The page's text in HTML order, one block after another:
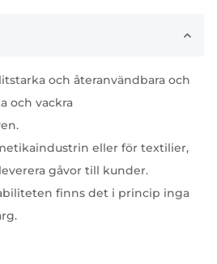
och återanvändbara och
och vackra
eller för textilier,
gåvor till kunder.
finns det i princip inga